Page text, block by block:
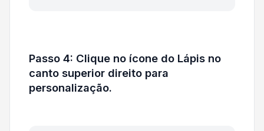
Passo 4: Clique no ícone do Lápis no
canto superior direito para
personalização.